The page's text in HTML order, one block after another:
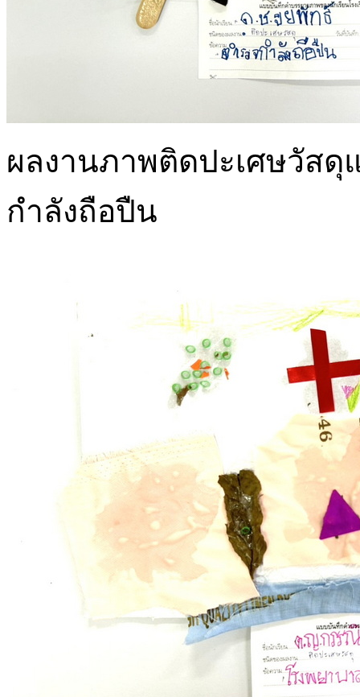
ผลงานภาพติดปะเศษวัสดุ
กำลังถือปืน